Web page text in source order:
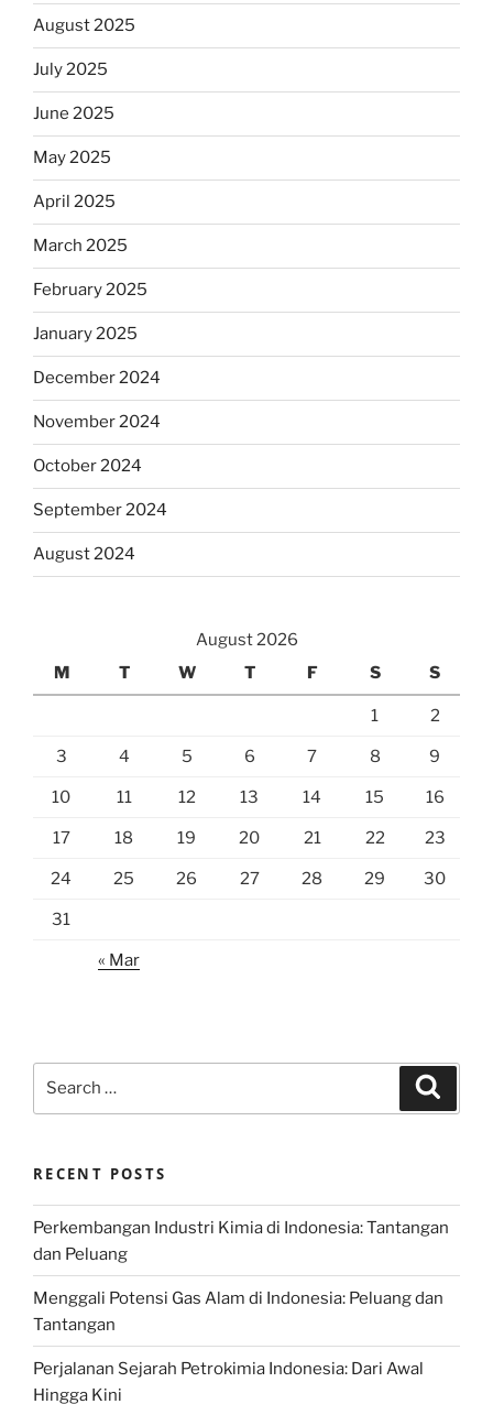
August 2025
July 2025
June 2025
May 2025
April 2025
March 2025
February 2025
January 2025
December 2024
November 2024
October 2024
September 2024
August 2024
August 2026
M
T W T F S S
1 2
3 4 5 6 7 8 9
10 11 12 13 14 15 16
17 18 19 20 21 22 23
24 25 26 27 28 29 30
31
« Mar
RECENT POSTS
Perkembangan Industri Kimia di Indonesia: Tantangan
dan Peluang
Menggali Potensi Gas Alam di Indonesia: Peluang dan
Tantangan
Perjalanan Sejarah Petrokimia Indonesia: Dari Awal
Hingga Kini